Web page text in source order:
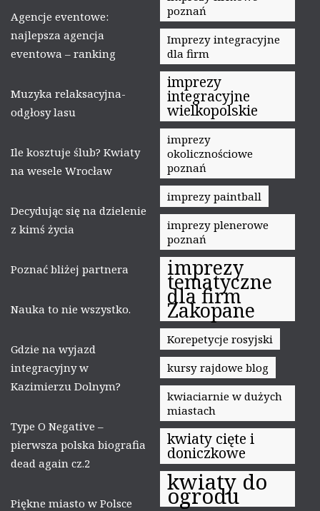
Agencje eventowe:
najlepsza agencja
eventowa – ranking
Muzyka relaksacyjna-
odgłosy lasu
Ile kosztuje ślub? Kwiaty
na wesele Wrocław
Decydując się na dzielenie
z kimś życia
Poznać bliżej partnera
Nauka to nie wszystko.
Gdzie na wyjazd
integracyjny w
Kazimierzu Dolnym?
Type O Negative –
pierwsza polska biografia
dead again cz.2
Piękne miasto w Polsce
poznań
Imprezy integracyjne
dla firm
imprezy
integracyjne
wielkopolskie
imprezy
okolicznościowe
poznań
imprezy paintball
imprezy plenerowe
poznań
imprezy
tematyczne
dla firm
Zakopane
Korepetycje rosyjski
kursy rajdowe blog
kwiaciarnie w dużych
miastach
kwiaty cięte i
doniczkowe
kwiaty do
ogrodu